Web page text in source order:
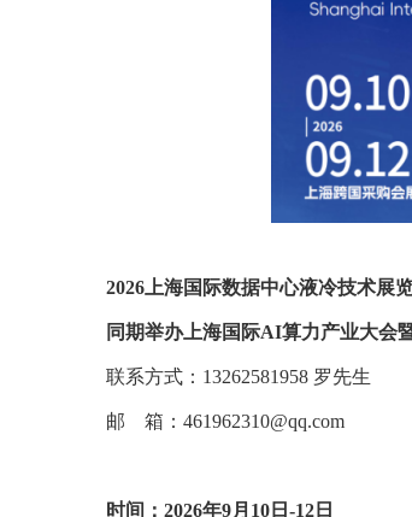
2026上海国际数据中心液冷技术展
同期举办上海国际AI算力产业大会
联系方式：13262581958 罗先生
邮 箱：461962310@qq.com
时间：2026年9月10日-12日